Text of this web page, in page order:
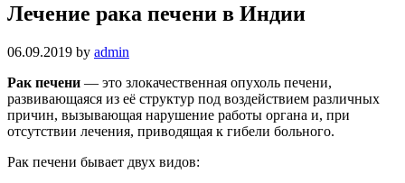
Лечение рака печени в Индии
06.09.2019 by admin
Рак печени — это злокачественная опухоль печени,
развивающаяся из её структур под воздействием различных
причин, вызывающая нарушение работы органа и, при
отсутствии лечения, приводящая к гибели больного.
Рак печени бывает двух видов: